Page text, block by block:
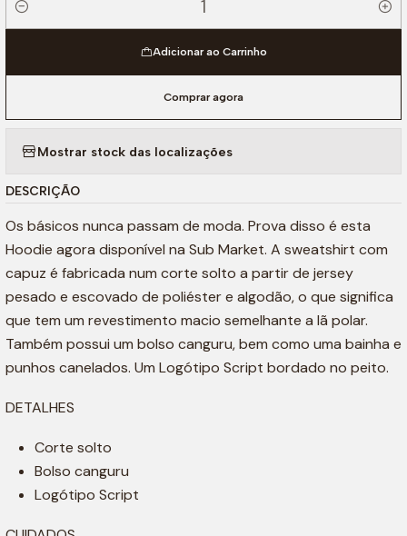
Quantidade
Adicionar ao Carrinho
Comprar agora
Mostrar stock das localizações
DESCRIÇÃO
Os básicos nunca passam de moda. Prova disso é esta
Hoodie agora disponível na Sub Market. A sweatshirt com
capuz é fabricada num corte solto a partir de jersey
pesado e escovado de poliéster e algodão, o que significa
que tem um revestimento macio semelhante a lã polar.
Também possui um bolso canguru, bem como uma bainha e
punhos canelados. Um Logótipo Script bordado no peito.
DETALHES
Corte solto
Bolso canguru
Logótipo Script